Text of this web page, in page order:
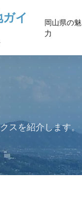
イ
岡山県の魅
力
スを紹介します。